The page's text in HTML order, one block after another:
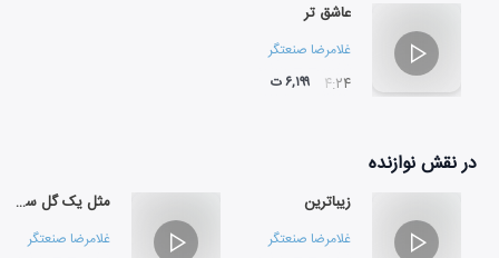
عاشق تر
غلامرضا صنعتگر
۰۴:۲۴ ۶,۱۹۹ ت
در نقشنوازنده
زیباترین
غلامرضا صنعتگر
مثل یک گل سرخ
غلامرضا صنعتگر